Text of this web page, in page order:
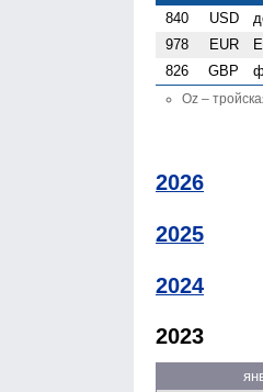
840
USD
978 EUR
826 GBP
Oz –
2026
2025
2024
2023